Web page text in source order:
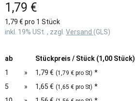
1,79 €
1,79 € pro 1 Stück
inkl. 19% USt. , zzgl. Versand (GLS)
ab
Stückpreis / Stück (1,00 Stück)
1
» 1,79 € (1,79 € pro St) *
5
» 1,65 € (1,65 € pro St) *